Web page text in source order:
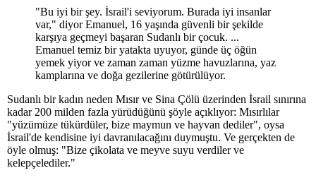
"Bu iyi bir şey. İsrail'i seviyorum. Burada iyi insanlar
var," diyor Emanuel, 16 yaşında güvenli bir şekilde
karşıya geçmeyi başaran Sudanlı bir çocuk. ...
Emanuel temiz bir yatakta uyuyor, günde üç öğün
yemek yiyor ve zaman zaman yüzme havuzlarına, yaz
kamplarına ve doğa gezilerine götürülüyor.
Sudanlı bir kadın neden Mısır ve Sina Çölü üzerinden İsrail sınırına
kadar 200 milden fazla yürüdüğünü şöyle açıklıyor: Mısırlılar
"yüzümüze tükürdüler, bize maymun ve hayvan dediler", oysa
İsrail'de kendisine iyi davranılacağını duymuştu. Ve gerçekten de
öyle olmuş: "Bize çikolata ve meyve suyu verdiler ve
kelepçelediler."